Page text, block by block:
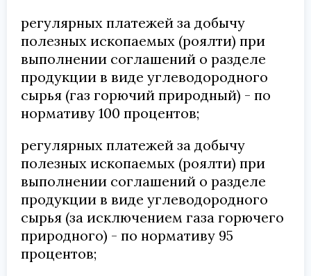
регулярных платежей за добычу
полезных ископаемых (роялти) при
выполнении соглашений о разделе
продукции в виде углеводородного
сырья (газ горючий природный) - по
нормативу 100 процентов;
регулярных платежей за добычу
полезных ископаемых (роялти) при
выполнении соглашений о разделе
продукции в виде углеводородного
сырья (за исключением газа горючего
природного) - по нормативу 95
процентов;